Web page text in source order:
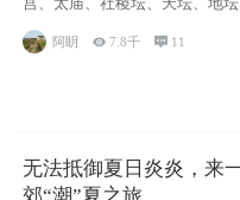
阿眀 7.8千  11
无法抵御夏日炎炎，来